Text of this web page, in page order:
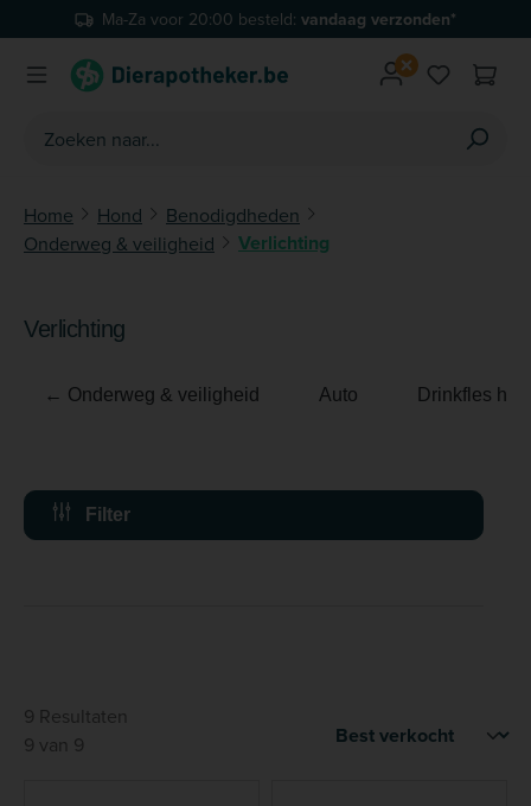
Ga naar de hoofdinhoudMa-Za voor 20:00 besteld: vandaag verzonden*
Je hebt
Home Hond
Benodigdheden
Onderweg & veiligheid
Verlichting
Verlichting
← Onderweg & veiligheid Auto Drinkfles
Filter
9 Resultaten
9 van 9